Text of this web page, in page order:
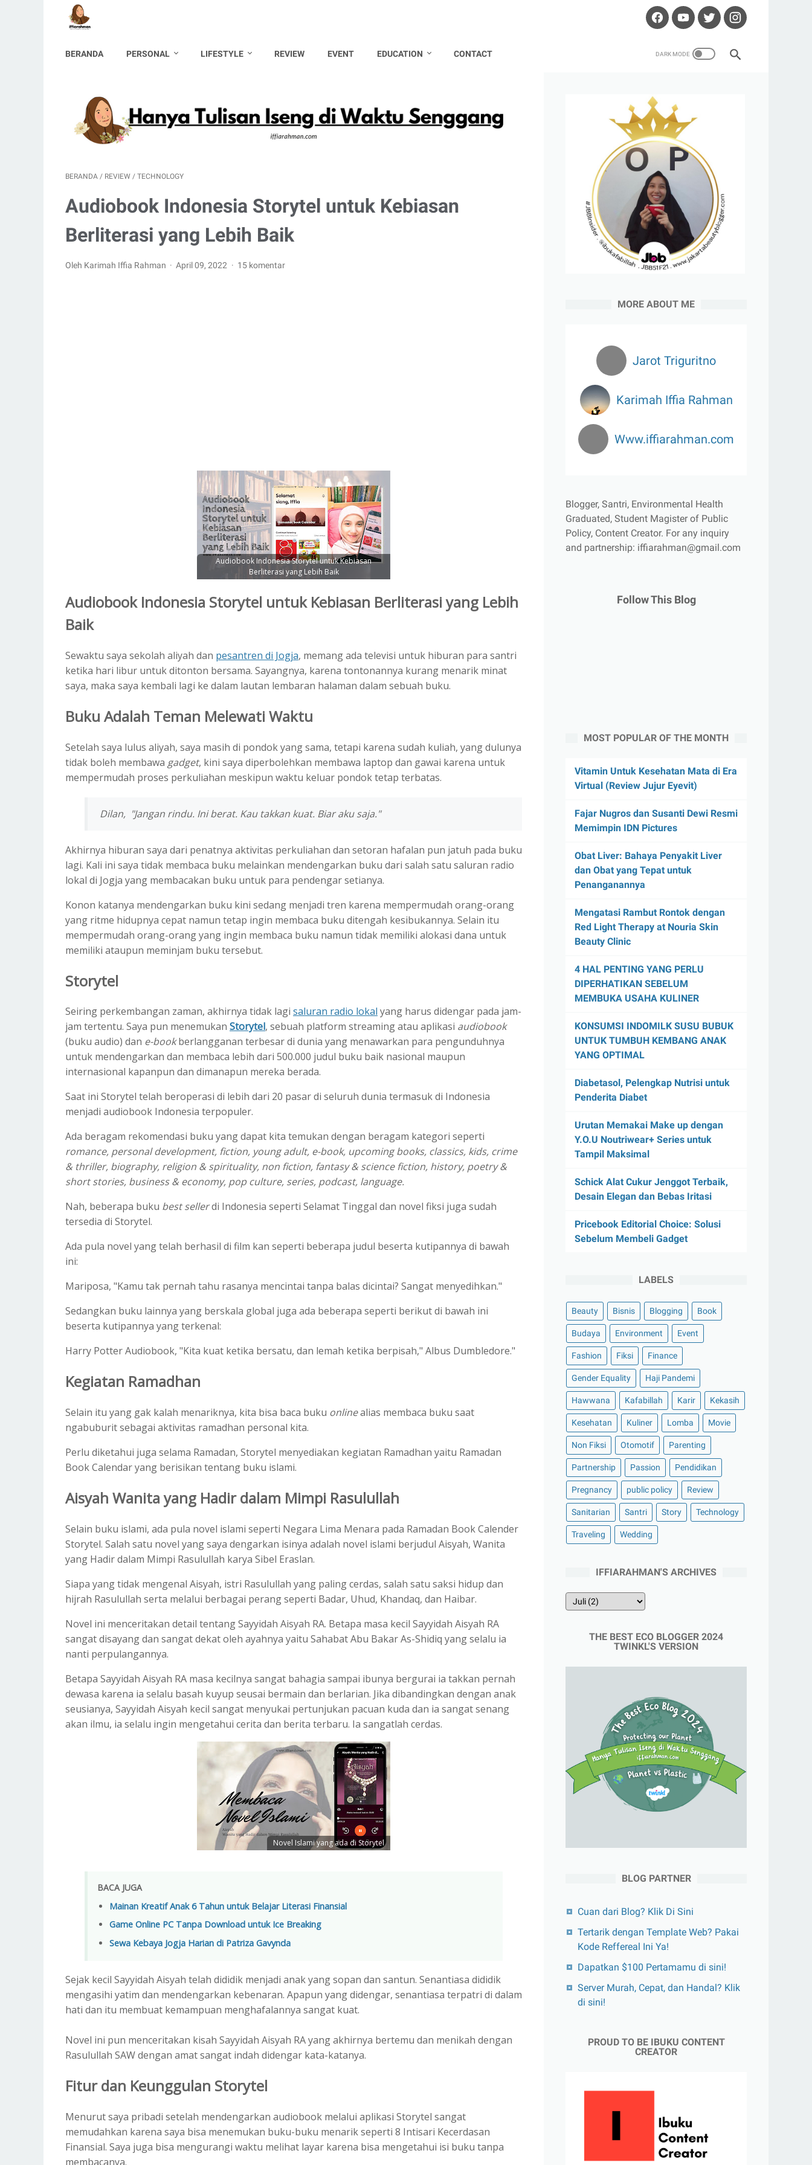
BERANDA PERSONAL LIFESTYLE REVIEW EVENT EDUCATION CONTACT
BERANDA / REVIEW / TECHNOLOGY
Audiobook Indonesia Storytel untuk Kebiasan
Berliterasi yang Lebih Baik
Oleh Karimah Iffia Rahman April 09, 2022 15 komentar
Audiobook Indonesia Storytel untuk Kebiasan
Berliterasi yang Lebih Baik
Audiobook Indonesia Storytel untuk Kebiasan Berliterasi yang Lebih
Baik
Sewaktu saya sekolah aliyah dan pesantren di Jogja, memang ada televisi untuk hiburan para santri
ketika hari libur untuk ditonton bersama. Sayangnya, karena tontonannya kurang menarik minat
saya, maka saya kembali lagi ke dalam lautan lembaran halaman dalam sebuah buku.
Buku Adalah Teman Melewati Waktu
Setelah saya lulus aliyah, saya masih di pondok yang sama, tetapi karena sudah kuliah, yang dulunya
tidak boleh membawa gadget, kini saya diperbolehkan membawa laptop dan gawai karena untuk
mempermudah proses perkuliahan meskipun waktu keluar pondok tetap terbatas.
Dilan, "Jangan rindu. Ini berat. Kau takkan kuat. Biar aku saja."
Akhirnya hiburan saya dari penatnya aktivitas perkuliahan dan setoran hafalan pun jatuh pada buku
lagi. Kali ini saya tidak membaca buku melainkan mendengarkan buku dari salah satu saluran radio
lokal di Jogja yang membacakan buku untuk para pendengar setianya.
Konon katanya mendengarkan buku kini sedang menjadi tren karena mempermudah orang-orang
yang ritme hidupnya cepat namun tetap ingin membaca buku ditengah kesibukannya. Selain itu
mempermudah orang-orang yang ingin membaca buku namun tidak memiliki alokasi dana untuk
memiliki ataupun meminjam buku tersebut.
Storytel
Seiring perkembangan zaman, akhirnya tidak lagi saluran radio lokal yang harus didengar pada jam-
jam tertentu. Saya pun menemukan Storytel, sebuah platform streaming atau aplikasi audiobook
(buku audio) dan e-bookberlangganan terbesar di dunia yang menawarkan para pengunduhnya
untuk mendengarkan dan membaca lebih dari 500.000 judul buku baik nasional maupun
internasional kapanpun dan dimanapun mereka berada.
Saat ini Storytel telah beroperasi di lebih dari 20 pasar di seluruh dunia termasuk di Indonesia
menjadi audiobook Indonesia terpopuler.
Ada beragam rekomendasi buku yang dapat kita temukan dengan beragam kategori seperti
romance, personal development, fiction, young adult, e-book, upcoming books, classics, kids, crime
& thriller, biography, religion & spirituality, non fiction, fantasy & science fiction, history, poetry &
short stories, business & economy, pop culture, series, podcast, language.
Nah, beberapa buku best sellerdi Indonesia seperti Selamat Tinggal dan novel fiksi juga sudah
tersedia di Storytel.
Ada pula novel yang telah berhasil di film kan seperti beberapa judul beserta kutipannya di bawah
ini:
Mariposa, "Kamu tak pernah tahu rasanya mencintai tanpa balas dicintai? Sangat menyedihkan."
Sedangkan buku lainnya yang berskala global juga ada beberapa seperti berikut di bawah ini
beserta kutipannya yang terkenal:
Harry Potter Audiobook, "Kita kuat ketika bersatu, dan lemah ketika berpisah," Albus Dumbledore."
Kegiatan Ramadhan
Selain itu yang gak kalah menariknya, kita bisa baca buku onlinealias membaca buku saat
ngabuburit sebagai aktivitas ramadhan personal kita.
Perlu diketahui juga selama Ramadan, Storytel menyediakan kegiatan Ramadhan yaitu Ramadan
Book Calendar yang berisikan tentang buku islami.
Aisyah Wanita yang Hadir dalam Mimpi Rasulullah
Selain buku islami, ada pula novel islami seperti Negara Lima Menara pada Ramadan Book Calender
Storytel. Salah satu novel yang saya dengarkan isinya adalah novel islami berjudul Aisyah, Wanita
yang Hadir dalam Mimpi Rasulullah karya Sibel Eraslan.
Siapa yang tidak mengenal Aisyah, istri Rasulullah yang paling cerdas, salah satu saksi hidup dan
hijrah Rasulullah serta melalui berbagai perang seperti Badar, Uhud, Khandaq, dan Haibar.
Novel ini menceritakan detail tentang Sayyidah Aisyah RA. Betapa masa kecil Sayyidah Aisyah RA
sangat disayang dan sangat dekat oleh ayahnya yaitu Sahabat Abu Bakar As-Shidiq yang selalu ia
nanti perpulangannya.
Betapa Sayyidah Aisyah RA masa kecilnya sangat bahagia sampai ibunya bergurai ia takkan pernah
dewasa karena ia selalu basah kuyup seusai bermain dan berlarian. Jika dibandingkan dengan anak
seusianya, Sayyidah Aisyah kecil sangat menyukai pertunjukan pacuan kuda dan ia sangat senang
akan ilmu, ia selalu ingin mengetahui cerita dan berita terbaru. Ia sangatlah cerdas.
Novel Islami yang ada di Storytel
BACA JUGA
Mainan Kreatif Anak 6 Tahun untuk Belajar Literasi Finansial
Game Online PC Tanpa Download untuk Ice Breaking
Sewa Kebaya Jogja Harian di Patriza Gavynda
Sejak kecil Sayyidah Aisyah telah dididik menjadi anak yang sopan dan santun. Senantiasa dididik
mengasihi yatim dan mendengarkan kebenaran. Apapun yang didengar, senantiasa terpatri di dalam
hati dan itu membuat kemampuan menghafalannya sangat kuat.
Novel ini pun menceritakan kisah Sayyidah Aisyah RA yang akhirnya bertemu dan menikah dengan
Rasulullah SAW dengan amat sangat indah didengar kata-katanya.
Fitur dan Keunggulan Storytel
Menurut saya pribadi setelah mendengarkan audiobook melalui aplikasi Storytel sangat
memudahkan karena saya bisa menemukan buku-buku menarik seperti 8 Intisari Kecerdasan
Finansial. Saya juga bisa mengurangi waktu melihat layar karena bisa mengetahui isi buku tanpa
membacanya.
MORE ABOUT ME
Jarot Triguritno
Karimah Iffia Rahman
Www.iffiarahman.com
Blogger, Santri, Environmental Health
Graduated, Student Magister of Public
Policy, Content Creator. For any inquiry
and partnership: iffiarahman@gmail.com
Follow This Blog
MOST POPULAR OF THE MONTH
Vitamin Untuk Kesehatan Mata di Era
Virtual (Review Jujur Eyevit)
Fajar Nugros dan Susanti Dewi Resmi
Memimpin IDN Pictures
Obat Liver: Bahaya Penyakit Liver
dan Obat yang Tepat untuk
Penanganannya
Mengatasi Rambut Rontok dengan
Red Light Therapy at Nouria Skin
Beauty Clinic
4 HAL PENTING YANG PERLU
DIPERHATIKAN SEBELUM
MEMBUKA USAHA KULINER
KONSUMSI INDOMILK SUSU BUBUK
UNTUK TUMBUH KEMBANG ANAK
YANG OPTIMAL
Diabetasol, Pelengkap Nutrisi untuk
Penderita Diabet
Urutan Memakai Make up dengan
Y.O.U Noutriwear+ Series untuk
Tampil Maksimal
Schick Alat Cukur Jenggot Terbaik,
Desain Elegan dan Bebas Iritasi
Pricebook Editorial Choice: Solusi
Sebelum Membeli Gadget
LABELS
Beauty Bisnis Blogging Book
Budaya Environment Event
Fashion Fiksi Finance
Gender Equality Haji Pandemi
Hawwana Kafabillah Karir Kekasih
Kesehatan Kuliner Lomba Movie
Non Fiksi Otomotif Parenting
Partnership Passion Pendidikan
Pregnancy public policy Review
Sanitarian Santri Story Technology
Traveling Wedding
IFFIARAHMAN'S ARCHIVES
THE BEST ECO BLOGGER 2024
TWINKL'S VERSION
BLOG PARTNER
Cuan dari Blog? Klik Di Sini
Tertarik dengan Template Web? Pakai
Kode Reffereal Ini Ya!
Dapatkan $100 Pertamamu di sini!
Server Murah, Cepat, dan Handal? Klik
di sini!
PROUD TO BE IBUKU CONTENT
CREATOR